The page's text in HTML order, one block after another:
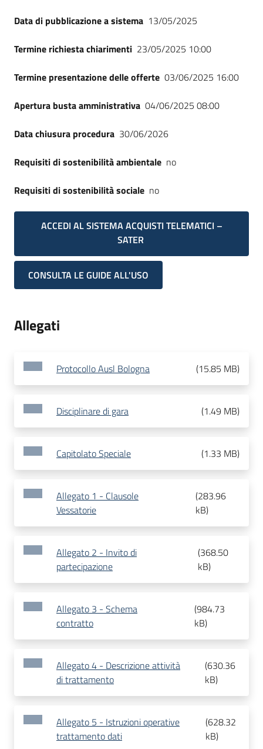
Data di pubblicazione a sistema 13/05/2025
Termine richiesta chiarimenti 23/05/2025 10:00
Termine presentazione delle offerte 03/06/2025 16:00
Apertura busta amministrativa 04/06/2025 08:00
Data chiusura procedura 30/06/2026
Requisiti di sostenibilità ambientale no
Requisiti di sostenibilità sociale no
ACCEDI AL SISTEMA ACQUISTI TELEMATICI –
SATER
CONSULTA LE GUIDE ALL'USO
Allegati
Protocollo Ausl Bologna (15.85 MB)
Disciplinare di gara (1.49 MB)
Capitolato Speciale (1.33 MB)
Allegato 1 - Clausole
Vessatorie
(283.96
kB)
Allegato 2 - Invito di
partecipazione
(368.50
kB)
Allegato 3 - Schema
contratto
(984.73
kB)
Allegato 4 - Descrizione attività
di trattamento
(630.36
kB)
Allegato 5 - Istruzioni operative
trattamento dati
(628.32
kB)